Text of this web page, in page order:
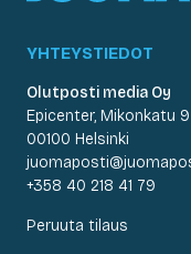
YHTEYSTIEDOT
Olutposti media Oy
Epicenter, Mikonkatu 9
00100 Helsinki
+358 40 218 41 79
Peruuta tilaus